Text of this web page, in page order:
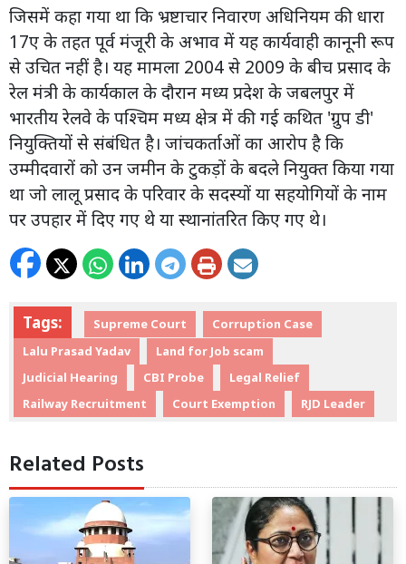
जिसमें कहा गया था कि भ्रष्टाचार निवारण अधिनियम की धारा
17ए के तहत पूर्व मंजूरी के अभाव में यह कार्यवाही कानूनी रूप
से उचित नहीं है। यह मामला 2004 से 2009 के बीच प्रसाद के
रेल मंत्री के कार्यकाल के दौरान मध्य प्रदेश के जबलपुर में
भारतीय रेलवे के पश्चिम मध्य क्षेत्र में की गई कथित 'ग्रुप डी'
नियुक्तियों से संबंधित है। जांचकर्ताओं का आरोप है कि
उम्मीदवारों को उन जमीन के टुकड़ों के बदले नियुक्त किया गया
था जो लालू प्रसाद के परिवार के सदस्यों या सहयोगियों के नाम
पर उपहार में दिए गए थे या स्थानांतरित किए गए थे।
Tags: Supreme Court
Corruption Case
Lalu Prasad Yadav
Land for Job scam
Judicial Hearing
CBI Probe
Legal Relief
Railway Recruitment
Court Exemption RJD Leader
Related Posts